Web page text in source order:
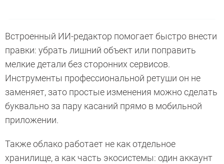
Встроенный ИИ-редактор помогает быстро внести
правки: убрать лишний объект или поправить
мелкие детали без сторонних сервисов.
Инструменты профессиональной ретуши он не
заменяет, зато простые изменения можно сделать
буквально за пару касаний прямо в мобильной
приложении.
Также облако работает не как отдельное
хранилище, а как часть экосистемы: один аккаунт